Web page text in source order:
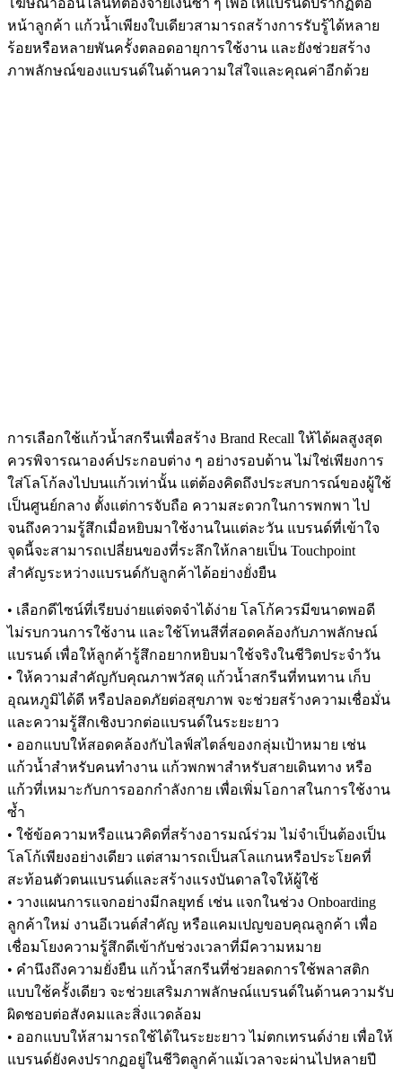
หน้าลูกค้า แก้วน้ำเพียงใบเดียวสามารถสร้างการรับรู้ได้หลาย
ร้อยหรือหลายพันครั้งตลอดอายุการใช้งาน และยังช่วยสร้าง
ภาพลักษณ์ของแบรนด์ในด้านความใส่ใจและคุณค่าอีกด้วย
การเลือกใช้แก้วน้ำสกรีนเพื่อสร้าง Brand Recall ให้ได้ผลสูงสุด
ควรพิจารณาองค์ประกอบต่าง ๆ อย่างรอบด้าน ไม่ใช่เพียงการ
ใส่โลโก้ลงไปบนแก้วเท่านั้น แต่ต้องคิดถึงประสบการณ์ของผู้ใช้
เป็นศูนย์กลาง ตั้งแต่การจับถือ ความสะดวกในการพกพา ไป
จนถึงความรู้สึกเมื่อหยิบมาใช้งานในแต่ละวัน แบรนด์ที่เข้าใจ
จุดนี้จะสามารถเปลี่ยนของที่ระลึกให้กลายเป็น Touchpoint
สำคัญระหว่างแบรนด์กับลูกค้าได้อย่างยั่งยืน
• เลือกดีไซน์ที่เรียบง่ายแต่จดจำได้ง่าย โลโก้ควรมีขนาดพอดี
ไม่รบกวนการใช้งาน และใช้โทนสีที่สอดคล้องกับภาพลักษณ์
แบรนด์ เพื่อให้ลูกค้ารู้สึกอยากหยิบมาใช้จริงในชีวิตประจำวัน
• ให้ความสำคัญกับคุณภาพวัสดุ แก้วน้ำสกรีนที่ทนทาน เก็บ
อุณหภูมิได้ดี หรือปลอดภัยต่อสุขภาพ จะช่วยสร้างความเชื่อมั่น
และความรู้สึกเชิงบวกต่อแบรนด์ในระยะยาว
• ออกแบบให้สอดคล้องกับไลฟ์สไตล์ของกลุ่มเป้าหมาย เช่น
แก้วน้ำสำหรับคนทำงาน แก้วพกพาสำหรับสายเดินทาง หรือ
แก้วที่เหมาะกับการออกกำลังกาย เพื่อเพิ่มโอกาสในการใช้งาน
ซ้ำ
• ใช้ข้อความหรือแนวคิดที่สร้างอารมณ์ร่วม ไม่จำเป็นต้องเป็น
โลโก้เพียงอย่างเดียว แต่สามารถเป็นสโลแกนหรือประโยคที่
สะท้อนตัวตนแบรนด์และสร้างแรงบันดาลใจให้ผู้ใช้
• วางแผนการแจกอย่างมีกลยุทธ์ เช่น แจกในช่วง Onboarding
ลูกค้าใหม่ งานอีเวนต์สำคัญ หรือแคมเปญขอบคุณลูกค้า เพื่อ
เชื่อมโยงความรู้สึกดีเข้ากับช่วงเวลาที่มีความหมาย
• คำนึงถึงความยั่งยืน แก้วน้ำสกรีนที่ช่วยลดการใช้พลาสติก
แบบใช้ครั้งเดียว จะช่วยเสริมภาพลักษณ์แบรนด์ในด้านความรับ
ผิดชอบต่อสังคมและสิ่งแวดล้อม
• ออกแบบให้สามารถใช้ได้ในระยะยาว ไม่ตกเทรนด์ง่าย เพื่อให้
แบรนด์ยังคงปรากฏอยู่ในชีวิตลูกค้าแม้เวลาจะผ่านไปหลายปี